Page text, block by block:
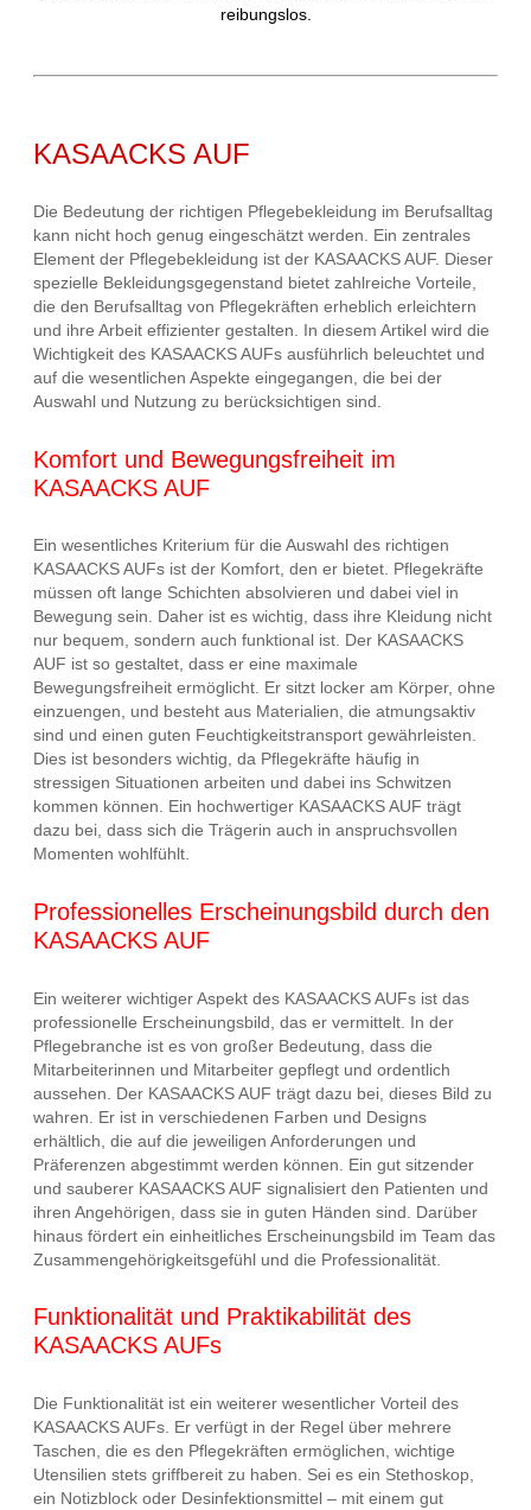
reibungslos.
KASAACKS AUF
Die Bedeutung der richtigen Pflegebekleidung im Berufsalltag
kann nicht hoch genug eingeschätzt werden. Ein zentrales
Element der Pflegebekleidung ist der KASAACKS AUF. Dieser
spezielle Bekleidungsgegenstand bietet zahlreiche Vorteile,
die den Berufsalltag von Pflegekräften erheblich erleichtern
und ihre Arbeit effizienter gestalten. In diesem Artikel wird die
Wichtigkeit des KASAACKS AUFs ausführlich beleuchtet und
auf die wesentlichen Aspekte eingegangen, die bei der
Auswahl und Nutzung zu berücksichtigen sind.
Komfort und Bewegungsfreiheit im
KASAACKS AUF
Ein wesentliches Kriterium für die Auswahl des richtigen
KASAACKS AUFs ist der Komfort, den er bietet. Pflegekräfte
müssen oft lange Schichten absolvieren und dabei viel in
Bewegung sein. Daher ist es wichtig, dass ihre Kleidung nicht
nur bequem, sondern auch funktional ist. Der KASAACKS
AUF ist so gestaltet, dass er eine maximale
Bewegungsfreiheit ermöglicht. Er sitzt locker am Körper, ohne
einzuengen, und besteht aus Materialien, die atmungsaktiv
sind und einen guten Feuchtigkeitstransport gewährleisten.
Dies ist besonders wichtig, da Pflegekräfte häufig in
stressigen Situationen arbeiten und dabei ins Schwitzen
kommen können. Ein hochwertiger KASAACKS AUF trägt
dazu bei, dass sich die Trägerin auch in anspruchsvollen
Momenten wohlfühlt.
Professionelles Erscheinungsbild durch den
KASAACKS AUF
Ein weiterer wichtiger Aspekt des KASAACKS AUFs ist das
professionelle Erscheinungsbild, das er vermittelt. In der
Pflegebranche ist es von großer Bedeutung, dass die
Mitarbeiterinnen und Mitarbeiter gepflegt und ordentlich
aussehen. Der KASAACKS AUF trägt dazu bei, dieses Bild zu
wahren. Er ist in verschiedenen Farben und Designs
erhältlich, die auf die jeweiligen Anforderungen und
Präferenzen abgestimmt werden können. Ein gut sitzender
und sauberer KASAACKS AUF signalisiert den Patienten und
ihren Angehörigen, dass sie in guten Händen sind. Darüber
hinaus fördert ein einheitliches Erscheinungsbild im Team das
Zusammengehörigkeitsgefühl und die Professionalität.
Funktionalität und Praktikabilität des
KASAACKS AUFs
Die Funktionalität ist ein weiterer wesentlicher Vorteil des
KASAACKS AUFs. Er verfügt in der Regel über mehrere
Taschen, die es den Pflegekräften ermöglichen, wichtige
Utensilien stets griffbereit zu haben. Sei es ein Stethoskop,
ein Notizblock oder Desinfektionsmittel – mit einem gut